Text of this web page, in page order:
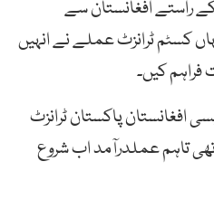
راستے افغانستان سے
کسٹم ٹرانزٹ عملے نے انہیں
کیں۔
افغانستان پاکستان ٹرانزٹ
شامل تھی تاہم عملدرآمد اب شروع